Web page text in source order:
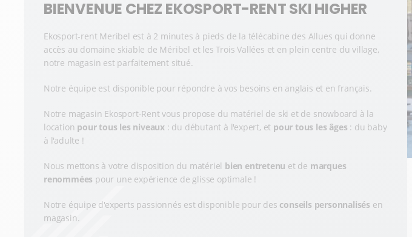
BIENVENUE CHEZ EKOSPORT-RENT SKI HIGHER
Ekosport-rent Meribel est à 2 minutes à pieds de la télécabine des Allues qui donne
accès au domaine skiable de Méribel et les Trois Vallées et en plein centre du village,
notre magasin est parfaitement situé.
Notre équipe est disponible pour répondre à vos besoins en anglais et en français.
Notre magasin Ekosport-Rent vous propose du matériel de ski et de snowboard à la
location pour tous les niveaux : du débutant à l'expert, et pour tous les âges : du baby
à l'adulte !
Nous mettons à votre disposition du matériel bien entretenu et de marques
renommées pour une expérience de glisse optimale !
Notre équipe d'experts passionnés est disponible pour des conseils personnalisés en
magasin.